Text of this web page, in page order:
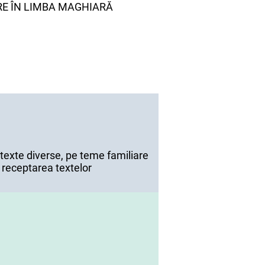
ÎN LIMBA MAGHIARĂ
diverse, pe teme familiare
textelor